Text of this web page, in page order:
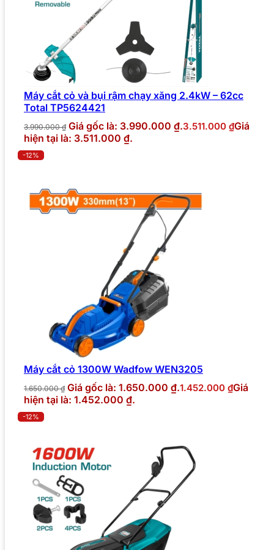
Máy cắt cỏ và bụi rậm chạy xăng 2.4kW – 62cc
Total TP5624421
3.990.000₫ Giá gốc là: 3.990.000 ₫.3.511.000 ₫Giá
hiện tại là: 3.511.000 ₫.
-12%
Máy cắt cỏ 1300W Wadfow WEN3205
1.650.000₫ Giá gốc là: 1.650.000 ₫.1.452.000 ₫Giá
hiện tại là: 1.452.000 ₫.
-12%